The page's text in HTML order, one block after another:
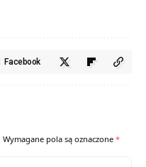
Facebook
Wymagane pola są oznaczone *